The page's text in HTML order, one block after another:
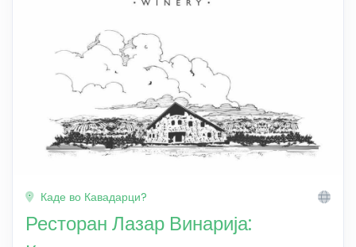
Каде во Кавадарци?
Ресторан Лазар Винарија: